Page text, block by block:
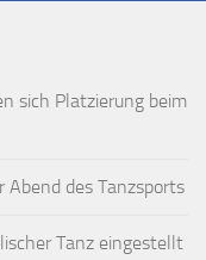
sich Platzierung beim
des Tanzsports
Tanz eingestellt